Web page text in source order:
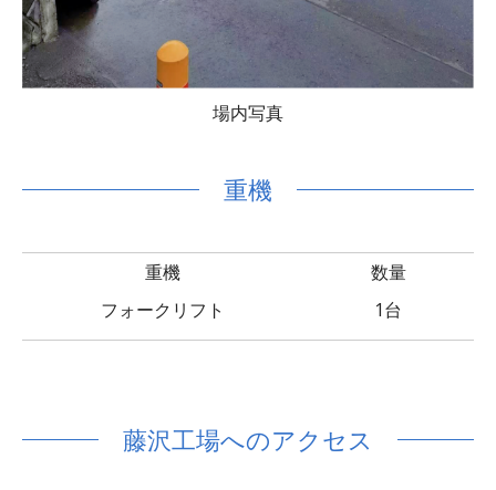
場内写真
重機
重機
フォークリフト
数量
1台
藤沢工場へのアクセス